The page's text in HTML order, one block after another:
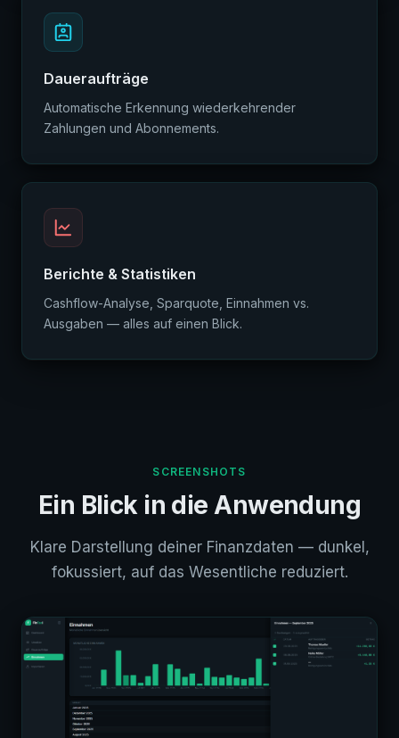
Dauera­ufträge
Automatische Erkennung wiederkehrender
Zahlungen und Abonnements.
Berichte & Statistiken
Cashflow-Analyse, Sparquote, Einnahmen vs.
Ausgaben — alles auf einen Blick.
SCREENSHOTS
Ein Blick in die Anwendung
Klare Darstellung deiner Finanzdaten — dunkel,
fokussiert, auf das Wesentliche reduziert.